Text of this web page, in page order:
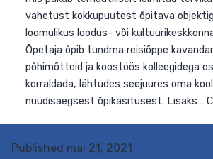
Published mai 21, 2021